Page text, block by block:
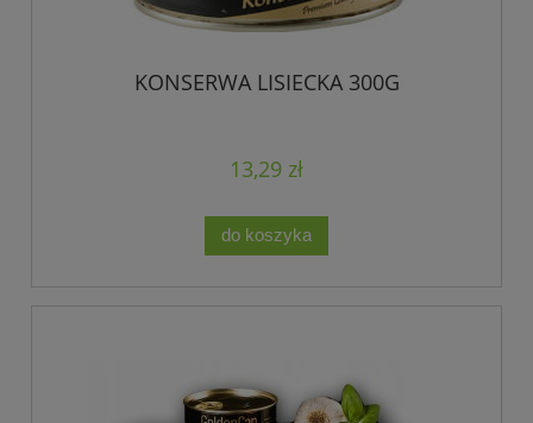
KONSERWA LISIECKA 300G
13,29 zł
do koszyka